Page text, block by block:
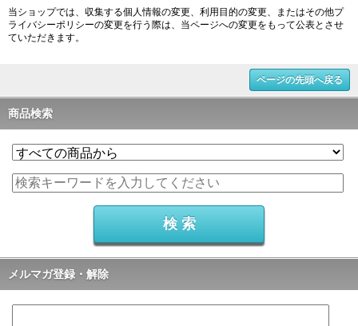
当ショップでは、収集する個人情報の変更、利用目的の変更、またはその他プ
ライバシーポリシーの変更を行う際は、当ページへの変更をもって公表とさせ
ていただきます。
ページの先頭へ戻る
商品検索
メルマガ登録・解除